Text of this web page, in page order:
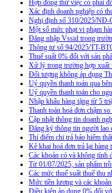
Hợp đồng thử việc có phải
Xác định doanh nghiệp có
Nghị định số 310/2025/NĐ-
Một số mức phạt vi phạm
Đăng nhập Vssid trong
Thông tư số 94/2025/TT-
Thuế suất 0% đối với sản
Xử lý trong trường hợp xuất
Đối tượng không áp dụng
Uỷ quyền thanh toán qua
Uỷ quyền thanh toán cho
Nhập khẩu hàng tặng từ 5
Thanh toán hoá đơn chậm
Cập nhật thông tin doanh
Đăng ký thông tin người lao
Thí điểm chi trả bảo hiểm
Kê khai hoá đơn trả lại
Các khoản có và không
Từ 01/07/2025, sản phẩm
Các mức thuế suất thuế thu
Mức tiền lương và các
Điều kiện áp dụng 0% đối